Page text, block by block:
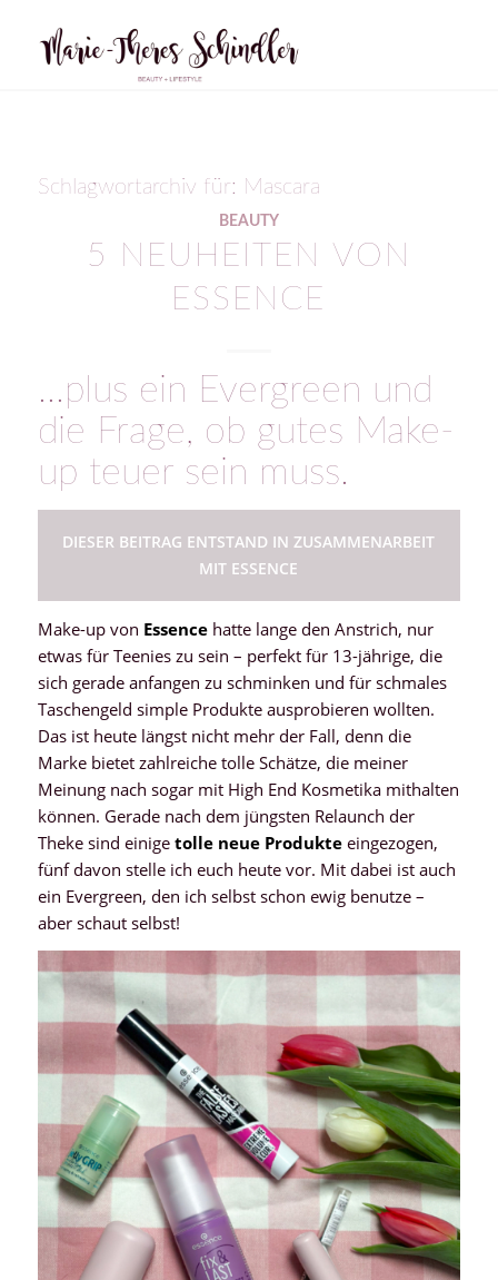
Schlagwortarchiv für: Mascara
BEAUTY
5 NEUHEITEN VON
ESSENCE
…plus ein Evergreen und
die Frage, ob gutes Make-
up teuer sein muss.
DIESER BEITRAG ENTSTAND IN ZUSAMMENARBEIT
MIT ESSENCE
Make-up von Essencehatte lange den Anstrich, nur
etwas für Teenies zu sein – perfekt für 13-jährige, die
sich gerade anfangen zu schminken und für schmales
Taschengeld simple Produkte ausprobieren wollten.
Das ist heute längst nicht mehr der Fall, denn die
Marke bietet zahlreiche tolle Schätze, die meiner
Meinung nach sogar mit High End Kosmetika mithalten
können. Gerade nach dem jüngsten Relaunch der
Theke sind einige tolle neue Produkte eingezogen,
fünf davon stelle ich euch heute vor. Mit dabei ist auch
ein Evergreen, den ich selbst schon ewig benutze –
aber schaut selbst!